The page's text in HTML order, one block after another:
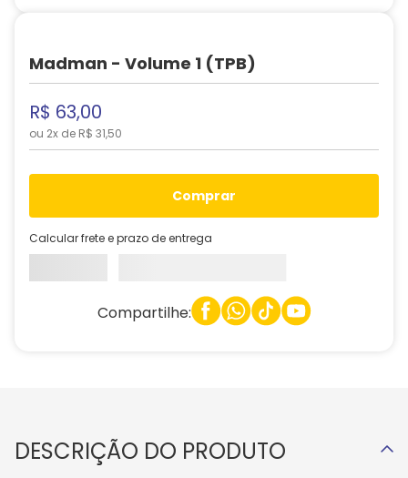
Madman - Volume 1 (TPB)
R$ 63,00
ou 2x de R$ 31,50
comprar
Calcular frete e prazo de entrega
Compartilhe:
DESCRIÇÃO DO PRODUTO